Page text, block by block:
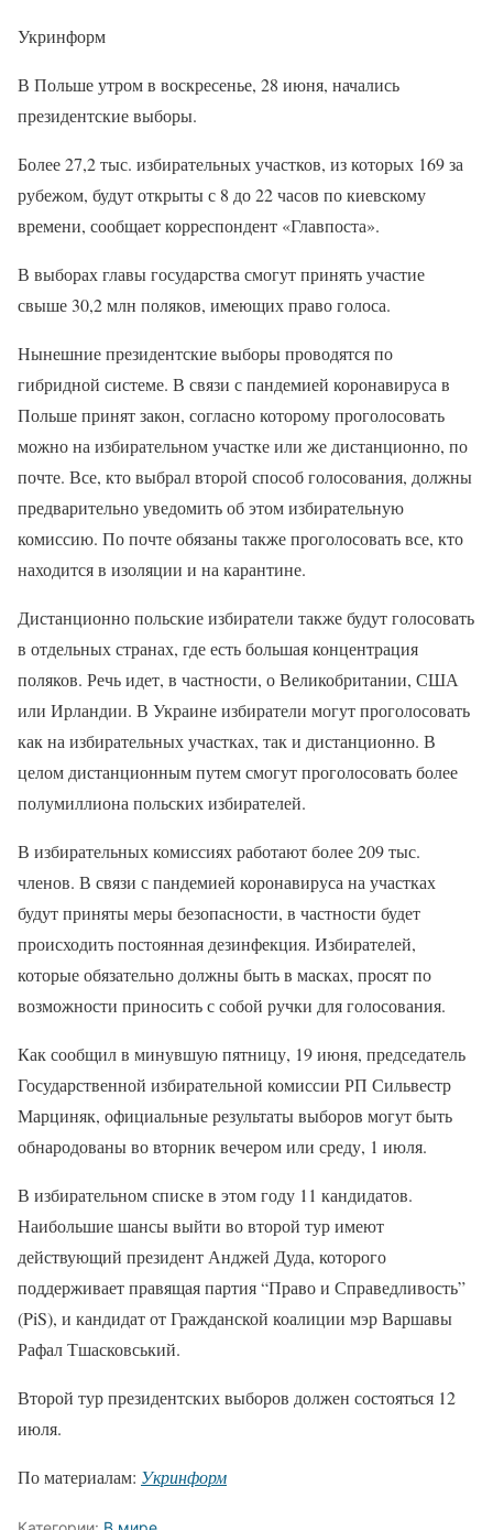
Укринформ
В Польше утром в воскресенье, 28 июня, начались
президентские выборы.
Более 27,2 тыс. избирательных участков, из которых 169 за
рубежом, будут открыты с 8 до 22 часов по киевскому
времени, сообщает корреспондент «Главпоста».
В выборах главы государства смогут принять участие
свыше 30,2 млн поляков, имеющих право голоса.
Нынешние президентские выборы проводятся по
гибридной системе. В связи с пандемией коронавируса в
Польше принят закон, согласно которому проголосовать
можно на избирательном участке или же дистанционно, по
почте. Все, кто выбрал второй способ голосования, должны
предварительно уведомить об этом избирательную
комиссию. По почте обязаны также проголосовать все, кто
находится в изоляции и на карантине.
Дистанционно польские избиратели также будут голосовать
в отдельных странах, где есть большая концентрация
поляков. Речь идет, в частности, о Великобритании, США
или Ирландии. В Украине избиратели могут проголосовать
как на избирательных участках, так и дистанционно. В
целом дистанционным путем смогут проголосовать более
полумиллиона польских избирателей.
В избирательных комиссиях работают более 209 тыс.
членов. В связи с пандемией коронавируса на участках
будут приняты меры безопасности, в частности будет
происходить постоянная дезинфекция. Избирателей,
которые обязательно должны быть в масках, просят по
возможности приносить с собой ручки для голосования.
Как сообщил в минувшую пятницу, 19 июня, председатель
Государственной избирательной комиссии РП Сильвестр
Марциняк, официальные результаты выборов могут быть
обнародованы во вторник вечером или среду, 1 июля.
В избирательном списке в этом году 11 кандидатов.
Наибольшие шансы выйти во второй тур имеют
действующий президент Анджей Дуда, которого
поддерживает правящая партия “Право и Справедливость”
(PiS), и кандидат от Гражданской коалиции мэр Варшавы
Рафал Тшасковський.
Второй тур президентских выборов должен состояться 12
июля.
По материалам: Укринформ